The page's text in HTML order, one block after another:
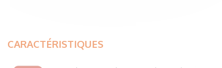
CARACTÉRISTIQUES